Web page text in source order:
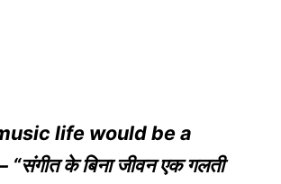
life would be a
के बिना जीवन एक गलती